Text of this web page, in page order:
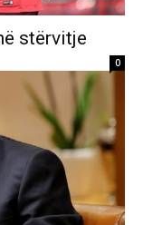
stërvitje
0